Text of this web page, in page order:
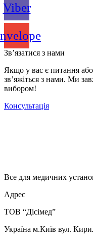
Viber
Зв’язатися з нами
Якщо у вас є питання або
зв’яжіться з нами. Ми
вибором!
Консультація
Все для медичних
Адрес
ТОВ “Дісімед”
Україна м.Київ вул.